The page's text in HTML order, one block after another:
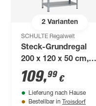
2Varianten
SCHULTE Regalwelt
Steck-Grundregal
200 x 120 x 50 cm, 5
Böden, verzinkt,
Tragkraft 425 kg
109,99 €
Lieferung nach Hause
Bestellbar in Troisdorf